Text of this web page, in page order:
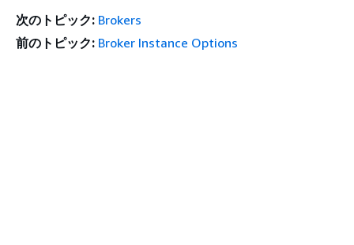
次のトピック: Brokers
前のトピック: Broker Instance Options